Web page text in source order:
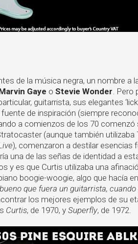
de la música negra, un nombre a
Gaye o Stevie Wonder. Pero
guitarrista, sus elegantes
de inspiración (siempre
a comienzos de los 70 comenzó
(aunque también utilizaba
), comenzaron a destilar esencias
una de las señas de identidad a
y es que Curtis utilizaba una
boogie-woogie, algo que hacía
que fuera un guitarrista,
los mejores ejemplos de su
Curtis, de 1970, y Superfly, de 1972.